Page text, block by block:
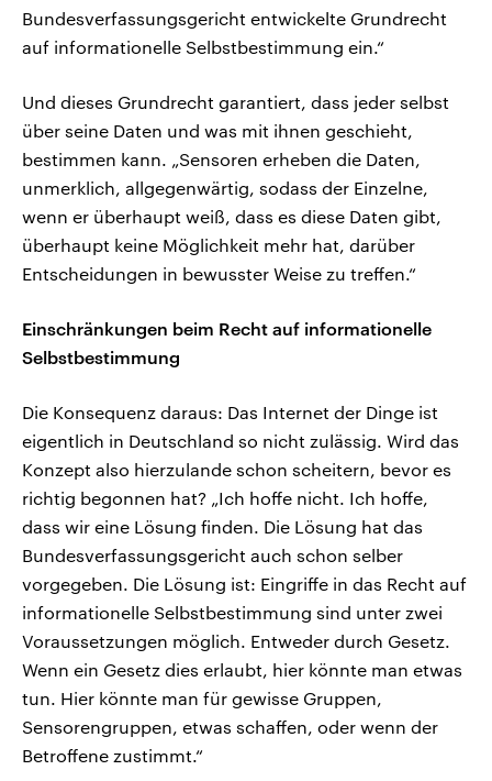
Bundesverfassungsgericht entwickelte Grundrecht
auf informationelle Selbstbestimmung ein.“
Und dieses Grundrecht garantiert, dass jeder selbst
über seine Daten und was mit ihnen geschieht,
bestimmen kann. „Sensoren erheben die Daten,
unmerklich, allgegenwärtig, sodass der Einzelne,
wenn er überhaupt weiß, dass es diese Daten gibt,
überhaupt keine Möglichkeit mehr hat, darüber
Entscheidungen in bewusster Weise zu treffen.“
Einschränkungen beim Recht auf informationelle
Selbstbestimmung
Die Konsequenz daraus: Das Internet der Dinge ist
eigentlich in Deutschland so nicht zulässig. Wird das
Konzept also hierzulande schon scheitern, bevor es
richtig begonnen hat? „Ich hoffe nicht. Ich hoffe,
dass wir eine Lösung finden. Die Lösung hat das
Bundesverfassungsgericht auch schon selber
vorgegeben. Die Lösung ist: Eingriffe in das Recht auf
informationelle Selbstbestimmung sind unter zwei
Voraussetzungen möglich. Entweder durch Gesetz.
Wenn ein Gesetz dies erlaubt, hier könnte man etwas
tun. Hier könnte man für gewisse Gruppen,
Sensorengruppen, etwas schaffen, oder wenn der
Betroffene zustimmt.“